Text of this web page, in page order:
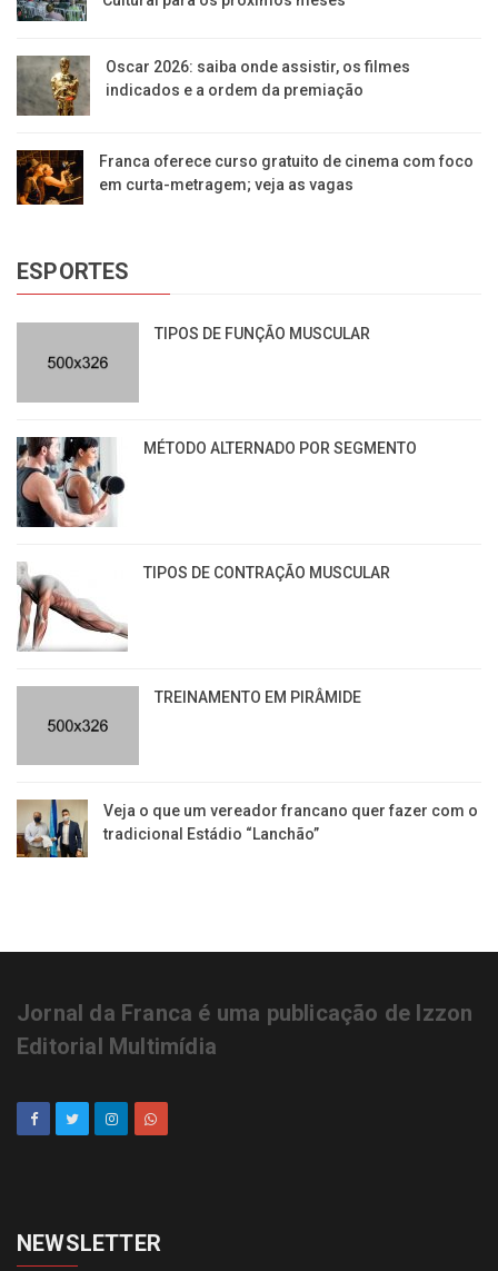
Oscar 2026: saiba onde assistir, os filmes
indicados e a ordem da premiação
Franca oferece curso gratuito de cinema com foco
em curta-metragem; veja as vagas
ESPORTES
TIPOS DE FUNÇÃO MUSCULAR
MÉTODO ALTERNADO POR SEGMENTO
TIPOS DE CONTRAÇÃO MUSCULAR
TREINAMENTO EM PIRÂMIDE
Veja o que um vereador francano quer fazer com o
tradicional Estádio “Lanchão”
Jornal da Franca é uma publicação de Izzon
Editorial Multimídia
NEWSLETTER